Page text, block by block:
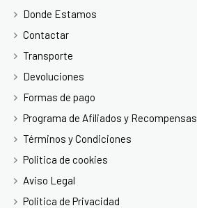
Donde Estamos
Contactar
Transporte
Devoluciones
Formas de pago
Programa de Afiliados y Recompensas
Términos y Condiciones
Politica de cookies
Aviso Legal
Politica de Privacidad